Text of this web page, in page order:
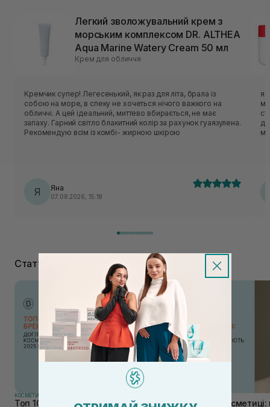
Легкий зволожувальний крем з
морським комплексом DR. ALTHEA
Aqua Marine Watery Cream 50 мл
Крем для обличчя
Кремчик супер! Легесенький, як раз для літа, брала із
собою на море, в спеку не хочеться нічого важкого на
обличчі. А цей ідеальний, миттево вбирається, не має
запаху. Гарний світло блакитний колір за рахунок гуаязулена.
Рекомендую всім із комбі- жирною шкірою
Я Яна
07.08.2026, 15:18
я
Статті
КОСМЕТИКА
Топ 10 брендів доглядової косметики уКаолін в